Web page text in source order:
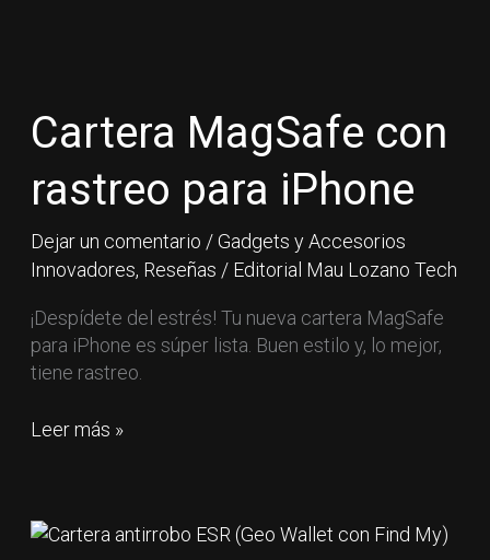
Cartera MagSafe con
rastreo para iPhone
Dejar un comentario /Gadgets y Accesorios
Innovadores, Reseñas / Editorial Mau Lozano Tech
¡Despídete del estrés! Tu nueva cartera MagSafe
para iPhone es súper lista. Buen estilo y, lo mejor,
tiene rastreo.
con
rastreo
iPhone
Leer más »
Cartera